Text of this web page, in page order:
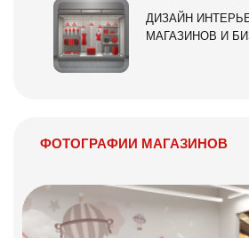
ДИЗАЙН
МАГАЗИНОВ И
ФОТОГРАФИИ МАГАЗИНОВ